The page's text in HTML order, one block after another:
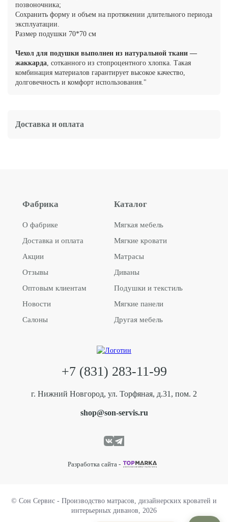
позвоночника;
Сохранить форму и объем на протяжении длительного периода
эксплуатации.
Размер подушки 70*70 см
Чехол для подушки выполнен из натуральной ткани —
жаккарда , сотканного из стопроцентного хлопка. Такая
комбинация материалов гарантирует высокое качество,
долговечность и комфорт использования."
Доставка и оплата
+7 (831) 283-11-99
г. Нижний Новгород, ул. Торфяная, д.31, пом. 2
shop@son-servis.ru
Разработка сайта -
Фабрика
О фабрике
Доставка и оплата
Акции
Отзывы
Оптовым клиентам
Новости
Салоны
Каталог
Мягкая мебель
Мягкие кровати
Матрасы
Диваны
Подушки и текстиль
Мягкие панели
Другая мебель
© Сон Сервис - Производство матрасов, дизайнерских кроватей и
интерьерных диванов, 2026